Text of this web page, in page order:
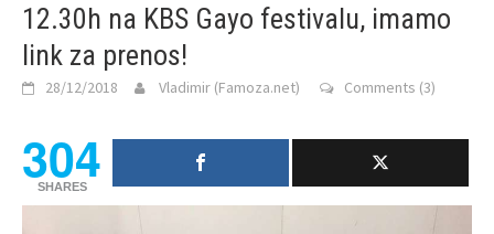
12.30h na KBS Gayo festivalu, imamo
link za prenos!
28/12/2018 Vladimir (Famoza.net) Comments (3)
304
SHARES